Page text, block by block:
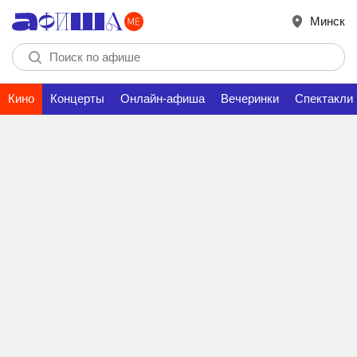
Минск
Кино Концерты Онлайн-афиша Вечеринки Спектакли